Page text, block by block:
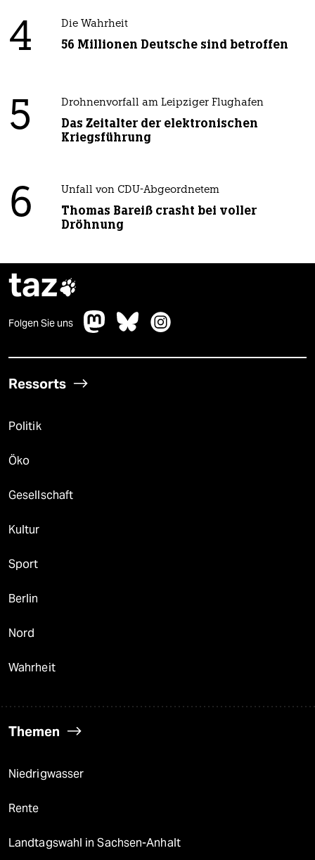
4 Die Wahrheit
56 Millionen Deutsche sind betroffen
5 Drohnenvorfall am Leipziger Flughafen
Das Zeitalter der elektronischen
Kriegsführung
6 Unfall von CDU-Abgeordnetem
Thomas Bareiß crasht bei voller
Dröhnung
taz
Folgen Sie uns
Ressorts
Politik
Öko
Gesellschaft
Kultur
Sport
Berlin
Nord
Wahrheit
Themen
Niedrigwasser
Rente
Landtagswahl in Sachsen-Anhalt